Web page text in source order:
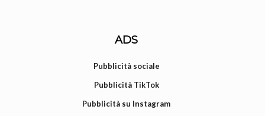
ADS
Pubblicità sociale
Pubblicità TikTok
Pubblicità su Instagram